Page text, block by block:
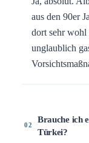
aus den 90er
dort sehr
unglaublich
02
Brauche ich
Türkei?